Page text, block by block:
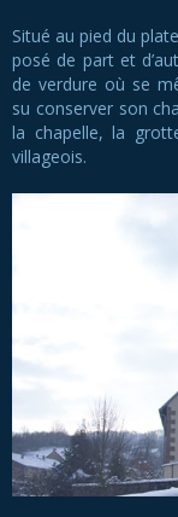
Situé au pied du
posé de part et
de verdure où se
su conserver son
la chapelle, la
villageois.